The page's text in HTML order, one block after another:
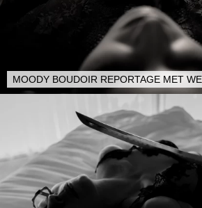
MOODY BOUDOIR REPORTAGE MET